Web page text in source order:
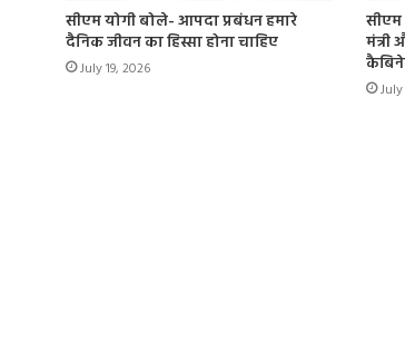
सीएम योगी बोले- आपदा प्रबंधन हमारे
दैनिक जीवन का हिस्सा होना चाहिए
July 19, 2026
सीएम